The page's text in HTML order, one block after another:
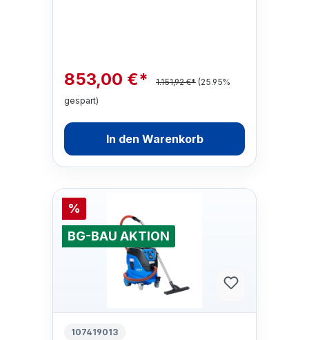
853,00 €* 1.151,92 €* (25.95%
gespart)
In den Warenkorb
%
BG-BAU AKTION
107419013